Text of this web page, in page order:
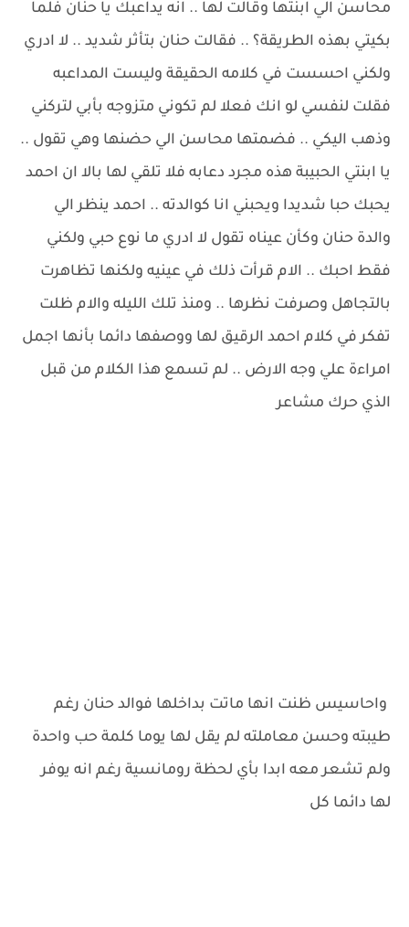
محاسن الي ابنتها وقالت لها .. انه يداعبك يا حنان فلما
بكيتي بهذه الطريقة؟ .. فقالت حنان بتأثر شديد .. لا ادري
ولكني احسست في كلامه الحقيقة وليست المداعبه
فقلت لنفسي لو انك فعلا لم تكوني متزوجه بأبي لتركني
وذهب اليكي .. فضمتها محاسن الي حضنها وهي تقول ..
يا ابنتي الحبيبة هذه مجرد دعابه فلا تلقي لها بالا ان احمد
يحبك حبا شديدا ويحبني انا كوالدته .. احمد ينظر الي
والدة حنان وكأن عيناه تقول لا ادري ما نوع حبي ولكني
فقط احبك .. الام قرأت ذلك في عينيه ولكنها تظاهرت
بالتجاهل وصرفت نظرها .. ومنذ تلك الليله والام ظلت
تفكر في كلام احمد الرقيق لها ووصفها دائما بأنها اجمل
امراءة علي وجه الارض .. لم تسمع هذا الكلام من قبل
الذي حرك مشاعر
واحاسيس ظنت انها ماتت بداخلها فوالد حنان رغم
طيبته وحسن معاملته لم يقل لها يوما كلمة حب واحدة
ولم تشعر معه ابدا بأي لحظة رومانسية رغم انه يوفر
لها دائما كل